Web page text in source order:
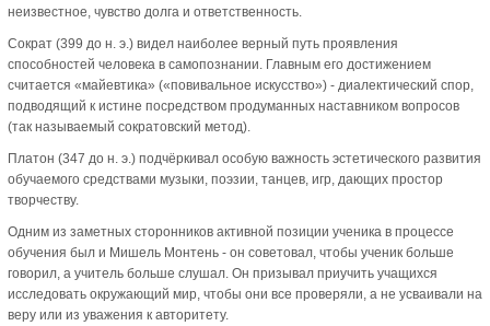
неизвестное, чувство долга и ответственность.
Сократ (399 до н. э.) видел наиболее верный путь проявления
способностей человека в самопознании. Главным его достижением
считается «майевтика» («повивальное искусство») - диалектический спор,
подводящий к истине посредством продуманных наставником вопросов
(так называемый сократовский метод).
Платон (347 до н. э.) подчёркивал особую важность эстетического развития
обучаемого средствами музыки, поэзии, танцев, игр, дающих простор
творчеству.
Одним из заметных сторонников активной позиции ученика в процессе
обучения был и Мишель Монтень - он советовал, чтобы ученик больше
говорил, а учитель больше слушал. Он призывал приучить учащихся
исследовать окружающий мир, чтобы они все проверяли, а не усваивали на
веру или из уважения к авторитету.